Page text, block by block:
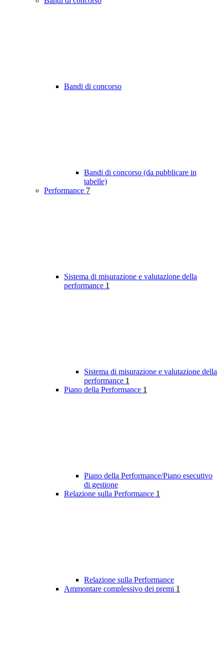
Bandi di concorso
Bandi di concorso (da pubblicare in
tabelle)
Performance 7
Sistema di misurazione e valutazione della
performance 1
Sistema di misurazione e valutazione della
performance 1
Piano della Performance 1
Piano della Performance/Piano esecutivo
di gestione
Relazione sulla Performance 1
Relazione sulla Performance
Ammontare complessivo dei premi 1